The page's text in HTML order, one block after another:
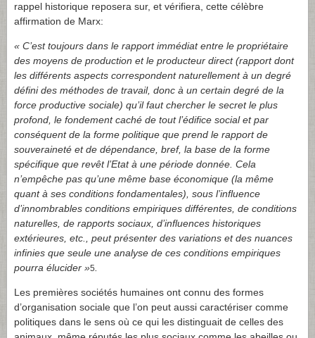
rappel historique reposera sur, et vérifiera, cette célèbre
affirmation de Marx:
« C’est toujours dans le rapport immédiat entre le propriétaire
des moyens de production et le producteur direct (rapport dont
les différents aspects correspondent naturellement à un degré
défini des méthodes de travail, donc à un certain degré de la
force productive sociale) qu’il faut chercher le secret le plus
profond, le fondement caché de tout l’édifice social et par
conséquent de la forme politique que prend le rapport de
souveraineté et de dépendance, bref, la base de la forme
spécifique que revêt l’Etat à une période donnée. Cela
n’empêche pas qu’une même base économique (la même
quant à ses conditions fondamentales), sous l’influence
d’innombrables conditions empiriques différentes, de conditions
naturelles, de rapports sociaux, d’influences historiques
extérieures, etc., peut présenter des variations et des nuances
infinies que seule une analyse de ces conditions empiriques
pourra élucider »5
Les premières sociétés humaines ont connu des formes
d’organisation sociale que l’on peut aussi caractériser comme
politiques dans le sens où ce qui les distinguait de celles des